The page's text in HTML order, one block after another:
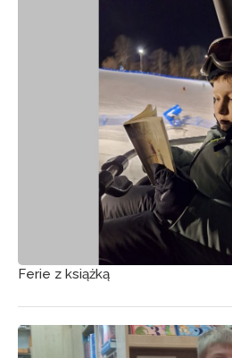
Ferie z książką